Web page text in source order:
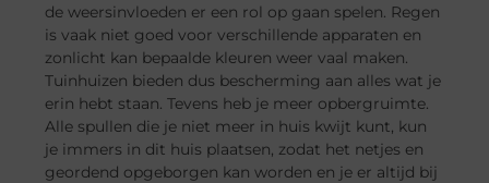
de weersinvloeden er een rol op gaan spelen. Regen
is vaak niet goed voor verschillende apparaten en
zonlicht kan bepaalde kleuren weer vaal maken.
Tuinhuizen bieden dus bescherming aan alles wat je
erin hebt staan. Tevens heb je meer opbergruimte.
Alle spullen die je niet meer in huis kwijt kunt, kun
je immers in dit huis plaatsen, zodat het netjes en
geordend opgeborgen kan worden en je er altijd bij